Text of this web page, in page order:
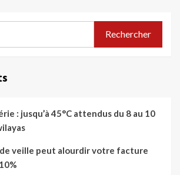
Rechercher
: jusqu’à 45°C attendus du 8 au 10
veille peut alourdir votre facture